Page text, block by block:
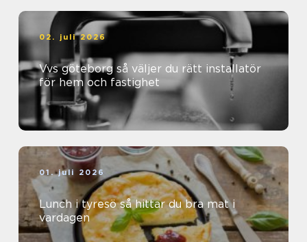
02. juli 2026
Vvs göteborg så väljer du rätt installatör
för hem och fastighet
01. juli 2026
Lunch i tyresö så hittar du bra mat i
vardagen